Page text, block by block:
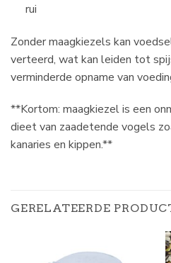
rui
Zonder maagkiezels kan
verteerd, wat kan leiden tot
verminderde opname van
**Kortom: maagkiezel is een
dieet van zaadetende vogels
kanaries en kippen.**
GERELATEERDE